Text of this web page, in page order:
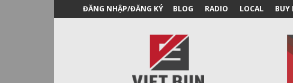
ĐĂNG NHẬP/ĐĂNG KÝ BLOG RADIO LOCAL BUY